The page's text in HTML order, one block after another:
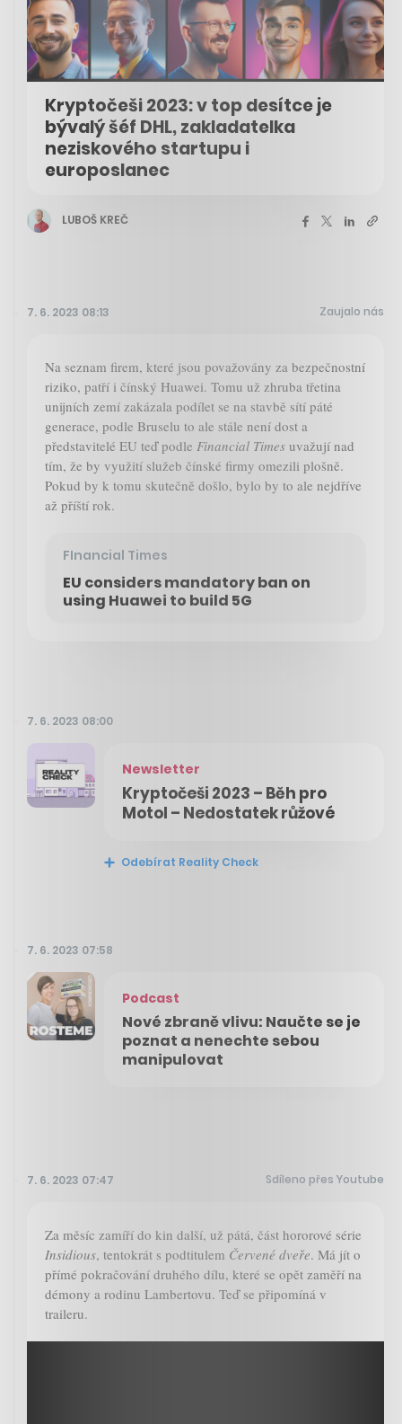
Kryptočeši 2023: v top desítce je
bývalý šéf DHL, zakladatelka
neziskového startupu i
europoslanec
LUBOŠ KREČ
7. 6. 2023 08:13 Zaujalo nás
Na seznam firem, které jsou považovány za bezpečnostní
riziko, patří i čínský Huawei. Tomu už zhruba třetina
unijních zemí zakázala podílet se na stavbě sítí páté
generace, podle Bruselu to ale stále není dost a
představitelé EU teď podle Financial Times uvažují nad
tím, že by využití služeb čínské firmy omezili plošně.
Pokud by k tomu skutečně došlo, bylo by to ale nejdříve
až příští rok.
FInancial Times
EU considers mandatory ban on
using Huawei to build 5G
7. 6. 2023 08:00
Newsletter
Kryptočeši 2023 – Běh pro
Motol – Nedostatek růžové
Odebírat Reality Check
7. 6. 2023 07:58
Podcast
Nové zbraně vlivu: Naučte se je
poznat a nenechte sebou
manipulovat
7. 6. 2023 07:47 Sdíleno přes Youtube
Za měsíc zamíří do kin další, už pátá, část hororové série
Insidious, tentokrát s podtitulem Červené dveře. Má jít o
přímé pokračování druhého dílu, které se opět zaměří na
démony a rodinu Lambertovu. Teď se připomíná v
traileru.